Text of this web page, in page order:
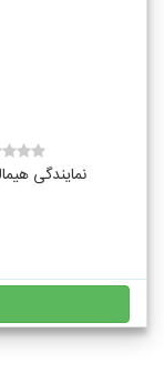
نمایندگی